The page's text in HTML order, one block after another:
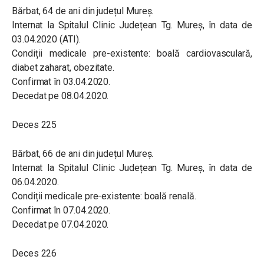
Bărbat, 64 de ani din județul Mureș.
Internat la Spitalul Clinic Județean Tg. Mureș, în data de
03.04.2020 (ATI).
Condiții medicale pre-existente: boală cardiovasculară,
diabet zaharat, obezitate.
Confirmat în 03.04.2020.
Decedat pe 08.04.2020.
Deces 225
Bărbat, 66 de ani din județul Mureș.
Internat la Spitalul Clinic Județean Tg. Mureș, în data de
06.04.2020.
Condiții medicale pre-existente: boală renală.
Confirmat în 07.04.2020.
Decedat pe 07.04.2020.
Deces 226